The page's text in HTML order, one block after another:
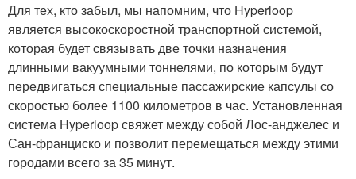
Для тех, кто забыл, мы напомним, что Hyperloop
является высокоскоростной транспортной системой,
которая будет связывать две точки назначения
длинными вакуумными тоннелями, по которым будут
передвигаться специальные пассажирские капсулы со
скоростью более 1100 километров в час. Установленная
система Hyperloop свяжет между собой Лос-анджелес и
Сан-франциско и позволит перемещаться между этими
городами всего за 35 минут.